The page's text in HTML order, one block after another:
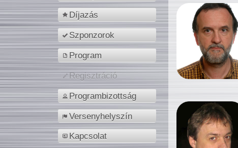
Díjazás
Szponzorok
Program
Regisztráció
Programbizottság
Versenyhelyszín
Kapcsolat